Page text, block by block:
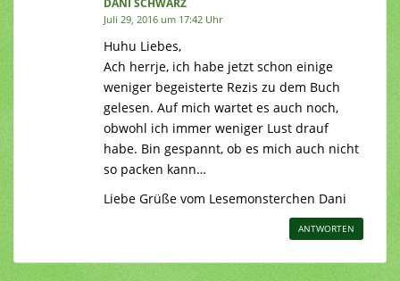
Juli 29, 2016 um 17:42 Uhr
Huhu Liebes,
Ach herrje, ich habe jetzt schon einige
weniger begeisterte Rezis zu dem Buch
gelesen. Auf mich wartet es auch noch,
obwohl ich immer weniger Lust drauf
habe. Bin gespannt, ob es mich auch nicht
so packen kann…
Liebe Grüße vom Lesemonsterchen Dani
ANTWORTEN